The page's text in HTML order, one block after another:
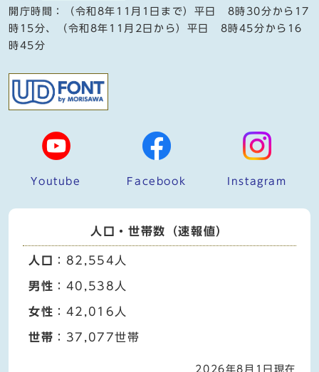
開庁時間：（令和8年11月1日まで）平日 8時30分から17
時15分、（令和8年11月2日から）平日 8時45分から16
時45分
Youtube Facebook Instagram
人口・世帯数（速報値）
人口 ：82,554人
男性 ：40,538人
女性 ：42,016人
世帯 ：37,077世帯
2026年8月1日現在